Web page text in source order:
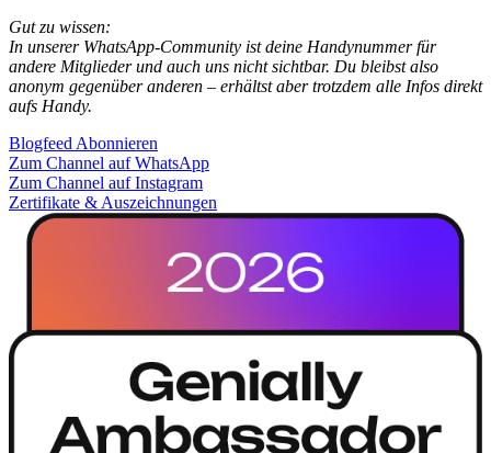
Gut zu wissen:
In unserer WhatsApp-Community ist deine Handynummer für
andere Mitglieder und auch uns nicht sichtbar. Du bleibst also
anonym gegenüber anderen – erhältst aber trotzdem alle Infos direkt
aufs Handy.
Blogfeed Abonnieren
Zum Channel auf WhatsApp
Zum Channel auf Instagram
Zertifikate & Auszeichnungen